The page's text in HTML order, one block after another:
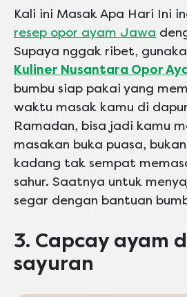
Kali ini Masak Apa Hari Ini
resep opor ayam Jawa
Supaya nggak ribet,
Kuliner Nusantara Opor
bumbu siap pakai yang
waktu masak kamu di
Ramadan, bisa jadi kamu
masakan buka puasa,
kadang tak sempat
sahur. Saatnya untuk
segar dengan bantuan
3. Capcay ayam
sayuran